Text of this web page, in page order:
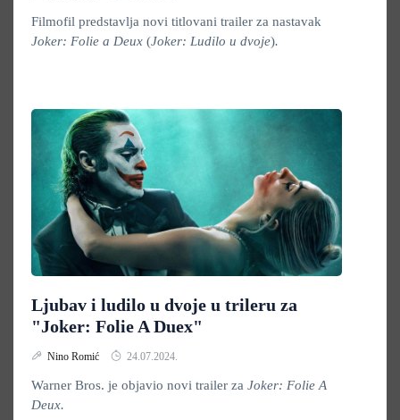
Filmofil predstavlja novi titlovani trailer za nastavak
Joker: Folie a Deux (Joker: Ludilo u dvoje).
Ljubav i ludilo u dvoje u trileru za
"Joker: Folie A Duex"
Nino Romić 24.07.2024.
Warner Bros. je objavio novi trailer za Joker: Folie A
Deux.